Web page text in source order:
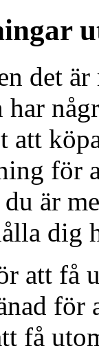
det
har
att
för
är
dig
att få
för
få